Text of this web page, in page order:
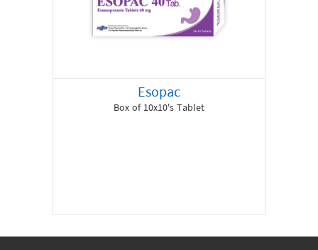
Esopac
Box of 10x10's Tablet